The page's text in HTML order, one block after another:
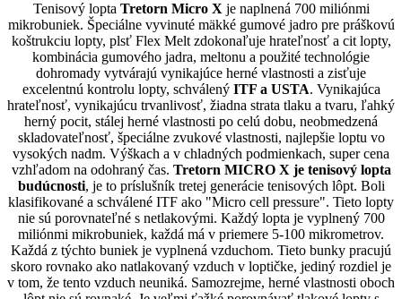
Tenisový lopta Tretorn Micro X je naplnená 700 miliónmi
mikrobuniek. Špeciálne vyvinuté mäkké gumové jadro pre práškovú
koštrukciu lopty, plsť Flex Melt zdokonaľuje hrateľnosť a cit lopty,
kombinácia gumového jadra, meltonu a použité technológie
dohromady vytvárajú vynikajúce herné vlastnosti a zisťuje
excelentnú kontrolu lopty, schválenýITF a USTA. Vynikajúca
hrateľnosť, vynikajúcu trvanlivosť, žiadna strata tlaku a tvaru, ľahký
herný pocit, stálej herné vlastnosti po celú dobu, neobmedzená
skladovateľnosť, špeciálne zvukové vlastnosti, najlepšie loptu vo
vysokých nadm. Výškach a v chladných podmienkach, super cena
vzhľadom na odohraný čas. Tretorn MICRO X je tenisový lopta
budúcnosti, je to príslušník tretej generácie tenisových lôpt. Boli
klasifikované a schválené ITF ako "Micro cell pressure". Tieto lopty
nie sú porovnateľné s netlakovými. Každý lopta je vyplnený 700
miliónmi mikrobuniek, každá má v priemere 5-100 mikrometrov.
Každá z týchto buniek je vyplnená vzduchom. Tieto bunky pracujú
skoro rovnako ako natlakovaný vzduch v loptičke, jediný rozdiel je
v tom, že tento vzduch neuniká. Samozrejme, herné vlastnosti oboch